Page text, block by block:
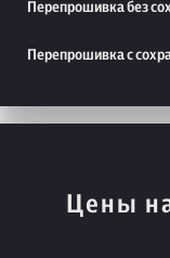
Перепрошивка без
Перепрошивка с
Цены